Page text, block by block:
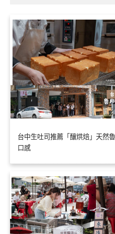
台中生吐司推薦「釀烘焙」天然
口感